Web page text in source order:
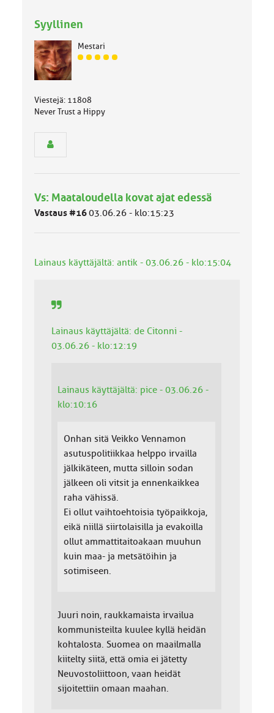
Syyllinen
Mestari
J
e
o
k
Viestejä: 11808
Never Trust a Hippy
Vs: Maataloudella kovat ajat edessä
Vastaus #1603.06.26 - klo:15:23
Lainaus käyttäjältä: antik - 03.06.26 - klo:15:04
Lainaus käyttäjältä: de Citonni -
03.06.26 - klo:12:19
Lainaus käyttäjältä: pice - 03.06.26 -
klo:10:16
Onhan sitä Veikko Vennamon
asutuspolitiikkaa helppo irvailla
jälkikäteen, mutta silloin sodan
jälkeen oli vitsit ja ennenkaikkea
raha vähissä.
Ei ollut vaihtoehtoisia työpaikkoja,
eikä niillä siirtolaisilla ja evakoilla
ollut ammattitaitoakaan muuhun
kuin maa- ja metsätöihin ja
sotimiseen.
Juuri noin, raukkamaista irvailua
kommunisteilta kuulee kyllä heidän
kohtalosta. Suomea on maailmalla
kiitelty siitä, että omia ei jätetty
Neuvostoliittoon, vaan heidät
sijoitettiin omaan maahan.